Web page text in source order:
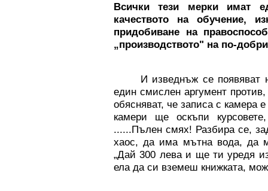
Всички тези мерки имат
качеството на обучение,
придобиване на
„производството" на по-
И изведнъж се появяват
един смислен аргумент
обясняват, че записа с камера
камери ще оскъпи
......Пълен смях! Разбира се,
хаос, да има мътна вода, да
„Дай 300 лева и ще ти уредя
ела да си вземеш книжката,